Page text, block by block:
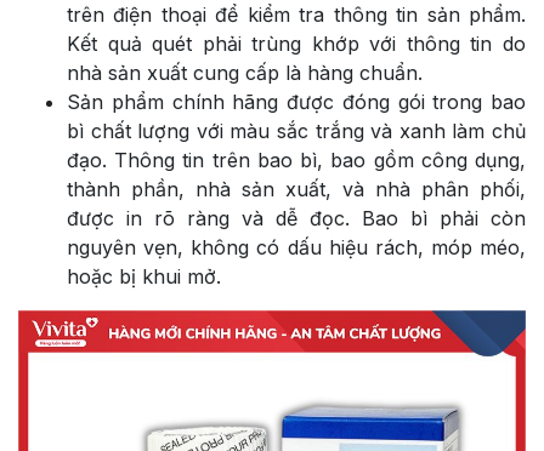
trên điện thoại để kiểm tra thông tin sản phẩm.
Kết quả quét phải trùng khớp với thông tin do
nhà sản xuất cung cấp là hàng chuẩn.
Sản phẩm chính hãng được đóng gói trong bao
bì chất lượng với màu sắc trắng và xanh làm chủ
đạo. Thông tin trên bao bì, bao gồm công dụng,
thành phần, nhà sản xuất, và nhà phân phối,
được in rõ ràng và dễ đọc. Bao bì phải còn
nguyên vẹn, không có dấu hiệu rách, móp méo,
hoặc bị khui mở.